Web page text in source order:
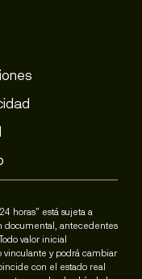
horas” está sujeta a
documental, antecedentes
valor inicial
vinculante y podrá cambiar
con el estado real